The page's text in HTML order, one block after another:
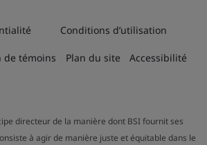
Conditions d’utilisation
de témoins Plan du site Accessibilité
directeur de la manière dont BSI fournit ses
à agir de manière juste et équitable dans le